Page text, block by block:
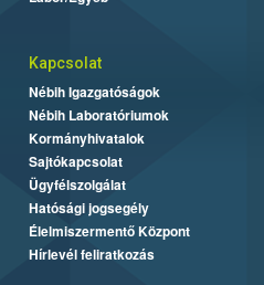
Kapcsolat
Nébih Igazgatóságok
Nébih Laboratóriumok
Kormányhivatalok
Sajtókapcsolat
Ügyfélszolgálat
Hatósági jogsegély
Élelmiszermentő Központ
Hírlevél feliratkozás